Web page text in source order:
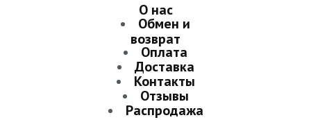
О нас
Обмен и
возврат
Оплата
Доставка
Контакты
Отзывы
Распродажа